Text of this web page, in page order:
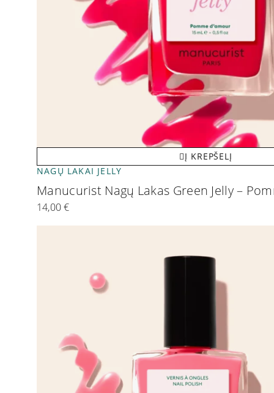
Į KREPŠELĮ
NAGŲ LAKAI JELLY
Manucurist Nagų Lakas Green Jelly –
14,00€